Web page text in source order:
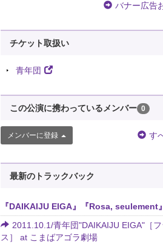
バナー広告
チケット取扱い
青年団
この公演に携わっているメンバー 0
メンバーに登録 す
最新のトラックバック
『DAIKAIJU EIGA』『Rosa, seulement』
2011.10.1/青年団"DAIKAIJU EIGA"［フ
ス］ at こまばアゴラ劇場